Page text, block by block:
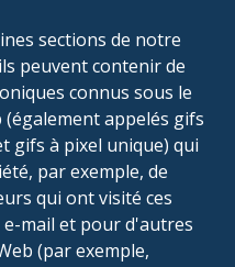
sections de notre
peuvent contenir de
connus sous le
(également appelés gifs
gifs à pixel unique) qui
par exemple, de
qui ont visité ces
mail et pour d'autres
(par exemple,